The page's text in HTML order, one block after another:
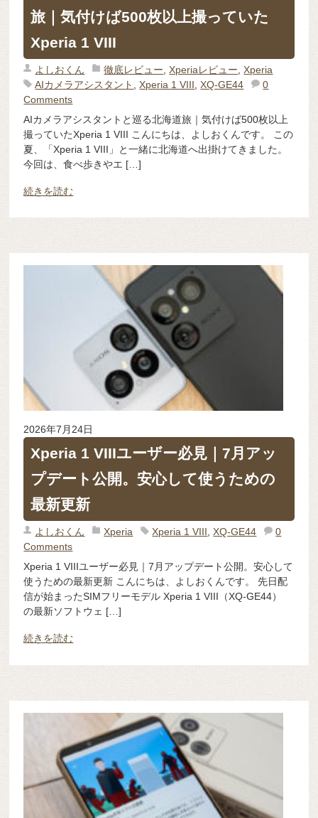
旅｜気付けば500枚以上撮っていた
Xperia 1 VIII
よしおくん 徹底レビュー ,Xperiaレビュー ,Xperia
AIカメラアシスタント
,Xperia 1 VIII ,XQ-GE44
0
Comments
AIカメラアシスタントと巡る北海道旅｜気付けば500枚以上
撮っていたXperia 1 VIII こんにちは、よしおくんです。 この
夏、「Xperia 1 VIII」と一緒に北海道へ出掛けてきました。
今回は、食べ歩きやエ […]
続きを読む
2026年7月24日
Xperia 1 VIIIユーザー必見｜7月アッ
プデート公開。安心して使うための
最新更新
よしおくん Xperia Xperia 1 VIII ,XQ-GE44
0
Comments
Xperia 1 VIIIユーザー必見｜7月アップデート公開。安心して
使うための最新更新 こんにちは、よしおくんです。 先日配
信が始まったSIMフリーモデル Xperia 1 VIII（XQ-GE44）
の最新ソフトウェ […]
続きを読む